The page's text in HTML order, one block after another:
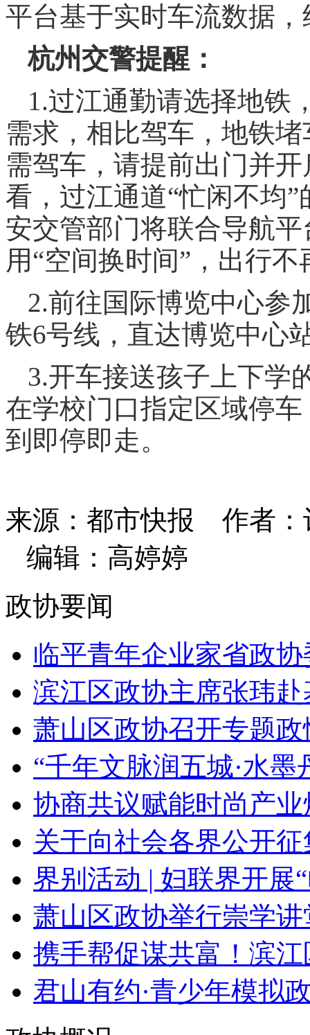
平台基于实时车流数据
杭州交警提醒：
1.过江通勤请选择地铁
需求，相比驾车，地铁
需驾车，请提前出门并
看，过江通道“忙闲不均
安交管部门将联合导航
用“空间换时间”，出行不
2.前往国际博览中心参
铁6号线，直达博览中心
3.开车接送孩子上下学
在学校门口指定区域停
到即停即走。
来源：都市快报 作者
编辑：高婷婷
政协要闻
临平青年企业家省政
滨江区政协主席张玮
萧山区政协召开专题
“千年文脉润五城·水墨
协商共议赋能时尚产
关于向社会各界公开
界别活动 | 妇联界开展
萧山区政协举行崇学
携手帮促谋共富！滨
君山有约·青少年模拟